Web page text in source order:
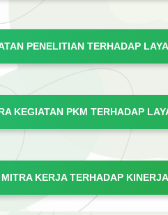
PENELITIAN TERHADAP
KEGIATAN PKM TERHADAP
KERJA TERHADAP